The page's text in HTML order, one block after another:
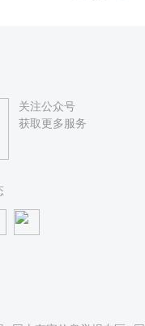
关注公众号
获取更多服务